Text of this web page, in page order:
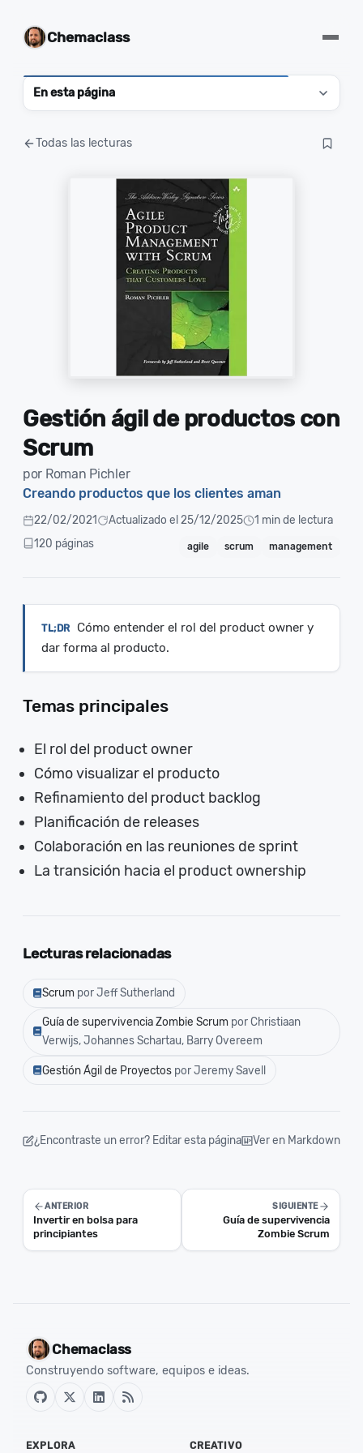
Chemaclass
En esta página
Todas las lecturas
Gestión ágil de productos con
Scrum
por Roman Pichler
Creando productos que los clientes aman
22/02/2021 Actualizado el 25/12/2025
1 min de lectura
120 páginas
agile scrum management
Cómo entender el rol del product owner y
dar forma al producto.
Temas principales
El rol del product owner
Cómo visualizar el producto
Refinamiento del product backlog
Planificación de releases
Colaboración en las reuniones de sprint
La transición hacia el product ownership
Lecturas relacionadas
Scrum por Jeff Sutherland
Guía de supervivencia Zombie Scrum por Christiaan
Verwijs, Johannes Schartau, Barry Overeem
Gestión Ágil de Proyectos por Jeremy Savell
¿Encontraste un error? Editar esta página Ver en Markdown
ANTERIOR
Invertir en bolsa para
principiantes
SIGUIENTE
Guía de supervivencia
Zombie Scrum
Chemaclass
Construyendo software, equipos e ideas.
EXPLORA CREATIVO